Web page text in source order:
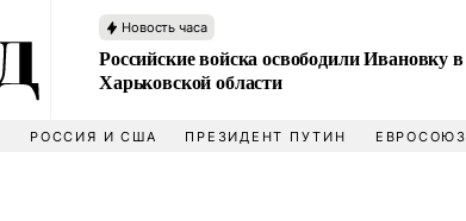
Новость часа
Российские войска освободили Ивановку в
Харьковской области
РОССИЯ И США ПРЕЗИДЕНТ ПУТИН ЕВРОСОЮЗ